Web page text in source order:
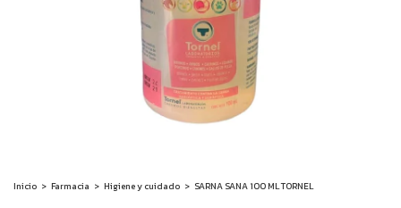
Inicio > Farmacia > Higiene y cuidado > SARNA SANA 100 ML TORNEL